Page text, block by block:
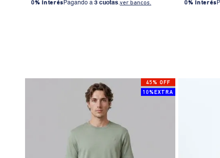
0% Interés Pagando a3 cuotas.ver bancos.
0% Interés
45% OFF
10%EXTRA